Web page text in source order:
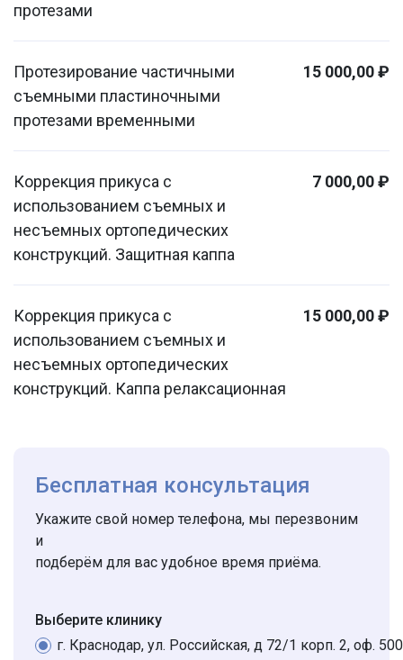
протезами
Протезирование частичными
съемными пластиночными
протезами временными
15 000,00 ₽
Коррекция прикуса с
использованием съемных и
несъемных ортопедических
конструкций. Защитная каппа
7 000,00 ₽
Коррекция прикуса с
использованием съемных и
несъемных ортопедических
конструкций. Каппа релаксационная
15 000,00 ₽
Бесплатная консультация
Укажите свой номер телефона, мы перезвоним
и
подберём для вас удобное время приёма.
Выберите клинику
г. Краснодар, ул. Российская, д 72/1 корп. 2, оф. 500